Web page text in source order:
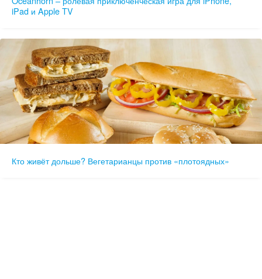
iPad и Apple TV
Кто живёт дольше? Вегетарианцы против «плотоядных»